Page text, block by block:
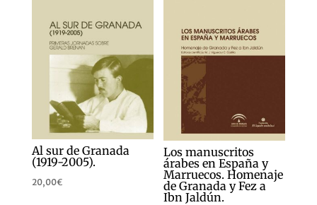
Al sur de Granada
(1919-2005).
20,00€
Los manuscritos
árabes en España y
Marruecos. Homenaje
de Granada y Fez a
Ibn Jaldún.